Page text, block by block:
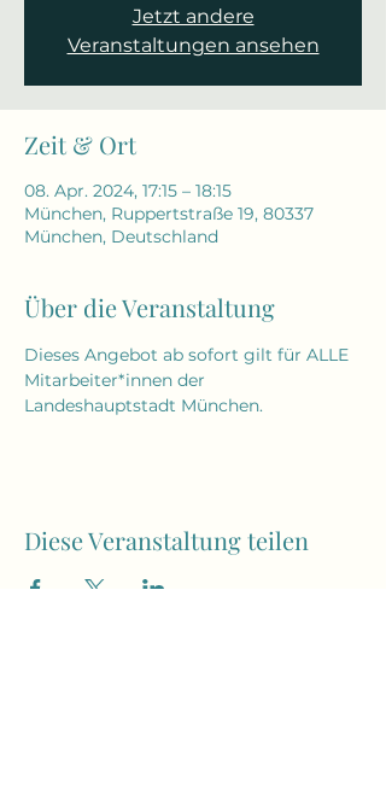
Jetzt andere
Veranstaltungen ansehen
Zeit & Ort
08. Apr. 2024, 17:15 – 18:15
München, Ruppertstraße 19, 80337
München, Deutschland
Über die Veranstaltung
Dieses Angebot ab sofort gilt für ALLE
Mitarbeiter*innen der
Landeshauptstadt München.
Diese Veranstaltung teilen